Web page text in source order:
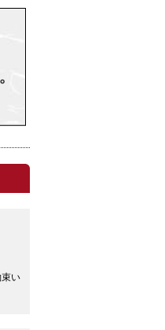
い